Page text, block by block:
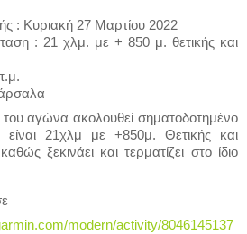
: Κυριακή 27 Μαρτίου 2022
: 21 χλμ. με + 850 μ. θετικής και
αγώνα ακολουθεί σηματοδοτημένο
21χλμ με +850μ. Θετικής και
ξεκινάει και τερματίζει στο ίδιο
modern/activity/8046145137